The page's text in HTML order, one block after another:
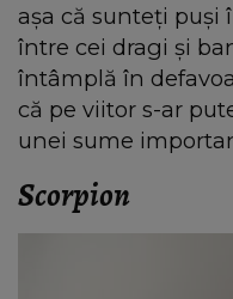
așa că sunteți puși
între cei dragi și
întâmplă în
că pe viitor s-ar
unei sume
Scorpion